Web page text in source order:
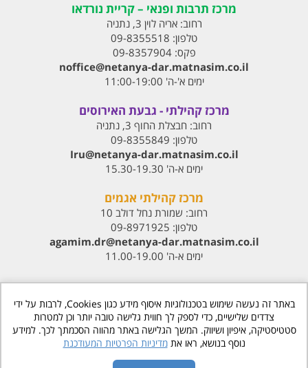
מרכז תרבות ופנאי – קריית נורדאו
רחוב:אריה לוין 3, נתניה
טלפון: 09-8355518
פקס:09-8357904
noffice@netanya-dar.matnasim.co.il
ימים א'-ה' 11:00-19:00
מרכז קהילתי - גבעת האירוסים
רחוב: חבצלת החוף 3, נתניה
טלפון: 09-8355849
Iru@netanya-dar.matnasim.co.il‏
ימים א-ה' 15.30-19.30
מרכז קהילתי אגמים
רחוב: שמורת נחל דולב 10
טלפון: 09-8971925
agamim.dr@netanya-dar.matnasim.co.il‏
ימים א-ה' 11.00-19.00
www.matnasdn.co.il
© כל הזכויות שמורות
הסדרי נגישות
באתר זה נעשה שימוש בטכנולוגיות איסוף מידע כגון Cookies, לרבות על ידי
צדדים שלישיים, כדי לספק לך חווית גלישה טובה יותר וכן למטרות
סטטיסטיקה, איפיון ושיווק. המשך הגלישה באתר מהווה הסכמתך לכך. למידע
נוסף בנושא, ראו אתמדיניות הפרטיות המעודכנת